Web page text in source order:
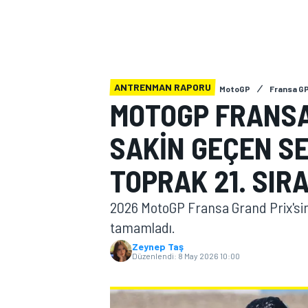
WORLD SUPERBIKE
ANTRENMAN RAPORU MotoGP Fransa
MOTOGP
SAKIN GEÇEN
TOPRAK 21.
2026 MotoGP Fransa Grand
tamamladı.
Zeynep Taş
Düzenlendi: 8 May 2026 10:00